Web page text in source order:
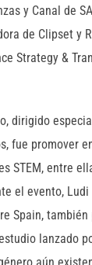
y Canal de
de Clipset y
Strategy &
dirigido
fue promover
STEM, entre
el evento, Ludi
Spain,
lanzado
aún